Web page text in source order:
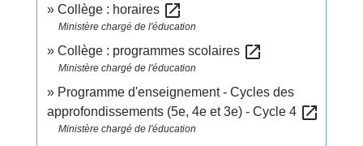
Collège : horaires open_in_new
Ministère chargé de l'éducation
Collège : programmes scolaires open_in_new
Ministère chargé de l'éducation
Programme d'enseignement - Cycles des
approfondissements (5e, 4e et 3e) - Cycle 4 open_in_new
Ministère chargé de l'éducation